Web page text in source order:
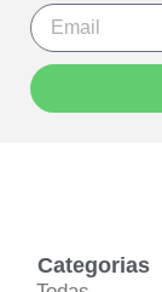
Categorias